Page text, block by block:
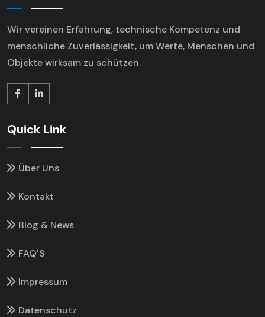
Wir vereinen Erfahrung, technische Kompetenz und
menschliche Zuverlässigkeit, um Werte, Menschen und
Objekte wirksam zu schützen.
Quick Link
Über Uns
Kontakt
Blog & News
FAQ’S
Impressum
Datenschutz